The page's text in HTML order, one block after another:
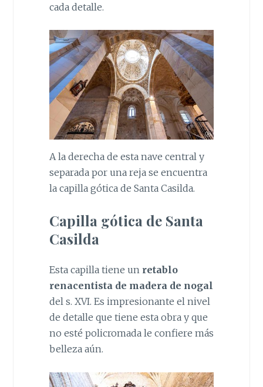
cada detalle.
A la derecha de esta nave central y
separada por una reja se encuentra
la capilla gótica de Santa Casilda.
Capilla gótica de Santa
Casilda
Esta capilla tiene un retablo
renacentista de madera de nogal
del s. XVI. Es impresionante el nivel
de detalle que tiene esta obra y que
no esté policromada le confiere más
belleza aún.